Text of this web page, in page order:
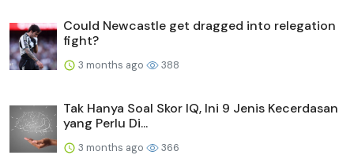
Could Newcastle get dragged into relegation
fight?
3 months ago 388
Tak Hanya Soal Skor IQ, Ini 9 Jenis Kecerdasan
yang Perlu Di...
3 months ago 366